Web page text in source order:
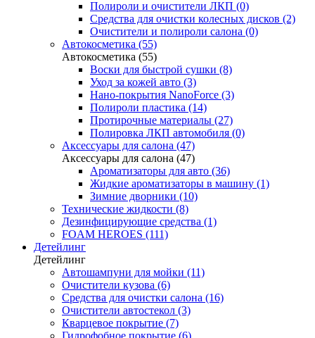
Полироли и очистители ЛКП (0)
Средства для очистки колесных дисков (2)
Очистители и полироли салона (0)
Автокосметика (55)
Автокосметика (55)
Воски для быстрой сушки (8)
Уход за кожей авто (3)
Нано-покрытия NanoForce (3)
Полироли пластика (14)
Протирочные материалы (27)
Полировка ЛКП автомобиля (0)
Аксессуары для салона (47)
Аксессуары для салона (47)
Ароматизаторы для авто (36)
Жидкие ароматизаторы в машину (1)
Зимние дворники (10)
Технические жидкости (8)
Дезинфицирующие средства (1)
FOAM HEROES (111)
Детейлинг
Детейлинг
Автошампуни для мойки (11)
Очистители кузова (6)
Средства для очистки салона (16)
Очистители автостекол (3)
Кварцевое покрытие (7)
Гидрофобное покрытие (6)